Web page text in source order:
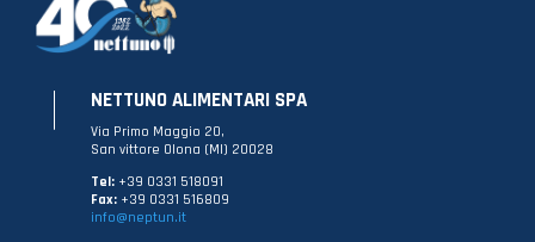
NETTUNO ALIMENTARI SPA
Via Primo Maggio 20,
San vittore Olona (MI) 20028
Tel: +39 0331 518091
Fax: +39 0331 516809
info@neptun.it